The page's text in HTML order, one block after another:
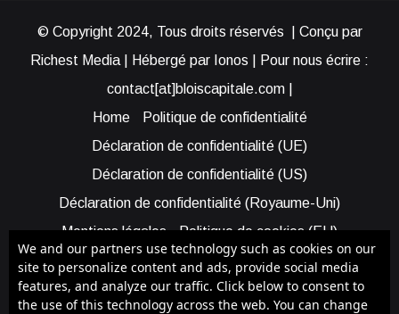
© Copyright 2024, Tous droits réservés | Conçu par
Richest Media | Hébergé par Ionos | Pour nous écrire :
contact[at]bloiscapitale.com |
Home
Politique de confidentialité
Déclaration de confidentialité (UE)
Déclaration de confidentialité (US)
Déclaration de confidentialité (Royaume-Uni)
Mentions légales
Politique de cookies (EU)
Cookie Policy (AUS)
Cookie Policy (US)
Qui sommes-nous ?
Participer à Blois Capitale
We and our partners use technology such as cookies on our
site to personalize content and ads, provide social media
features, and analyze our traffic. Click below to consent to
the use of this technology across the web. You can change